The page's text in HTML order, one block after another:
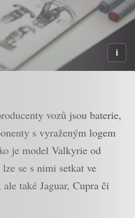
vozů jsou baterie,
s vyraženým logem
je model Valkyrie od
se s nimi setkat ve
ale také Jaguar, Cupra či